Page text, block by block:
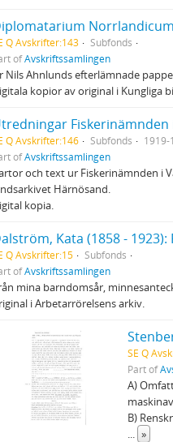
Norrlandicum
Q Avskrifter:143
Subfonds
ofAvskriftssamlingen
Nils Ahnlunds efterlämnade
kopior av original i Kungliga
Q Avskrifter:146 Subfonds
1919-
ofAvskriftssamlingen
och text ur Fiskerinämnden i
Härnösand.
kopia.
Kata (1858 -
Q Avskrifter:15
Subfonds
ofAvskriftssamlingen
mina barndomsår,
i Arbetarrörelsens arkiv.
SE Q
Part of
A)
B)
»